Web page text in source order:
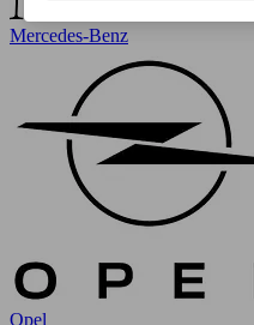
Mercedes-Benz
Opel